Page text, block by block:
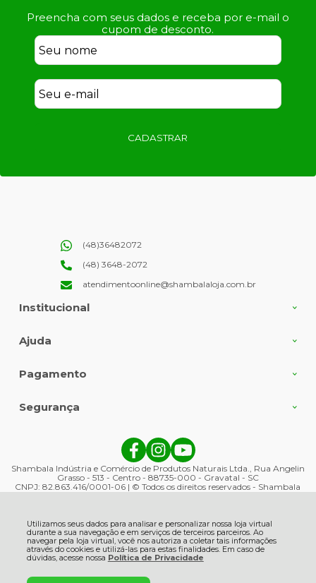
Utilizamos seus dados para analisar e personalizar nossa loja virtual
durante a sua navegação e em serviços de terceiros parceiros. Ao
navegar pela loja virtual, você nos autoriza a coletar tais informações
através do cookies e utilizá-las para estas finalidades. Em caso de
dúvidas, acesse nossa Política de Privacidade
Preencha com seus dados e receba por e-mail o
cupom de desconto.
CADASTRAR
Institucional
Ajuda
(48)36482072
(48) 3648-2072
atendimentoonline@shambalaloja.com.br
Pagamento
Segurança
Shambala Indústria e Comércio de Produtos Naturais Ltda., Rua Angelin
Grasso - 513 - Centro - 88735-000 - Gravatal - SC
CNPJ: 82.863.416/0001-06 | © Todos os direitos reservados - Shambala